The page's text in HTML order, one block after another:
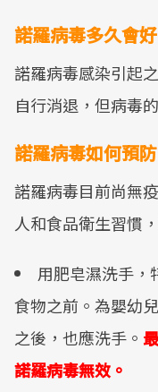
諾羅病毒多久會
諾羅病毒感染引起
自行消退，但病毒
諾羅病毒如何預
諾羅病毒目前尚無
人和食品衛生習慣
用肥皂濕洗手，
食物之前。為嬰幼
之後，也應洗手。
諾羅病毒無效。